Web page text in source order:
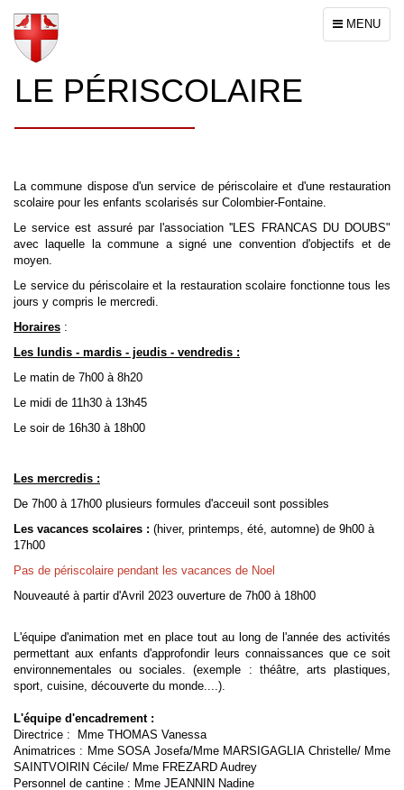
Toggle
navigation
MENU
LE PÉRISCOLAIRE
La commune dispose d'un service de périscolaire et d'une restauration
scolaire pour les enfants scolarisés sur Colombier-Fontaine.
Le service est assuré par l'association ''LES FRANCAS DU DOUBS"
avec laquelle la commune a signé une convention d'objectifs et de
moyen.
Le service du périscolaire et la restauration scolaire fonctionne tous les
jours y compris le mercredi.
Horaires :
Les lundis - mardis - jeudis - vendredis :
Le matin de 7h00 à 8h20
Le midi de 11h30 à 13h45
Le soir de 16h30 à 18h00
Les mercredis :
De 7h00 à 17h00 plusieurs formules d'acceuil sont possibles
Les vacances scolaires : (hiver, printemps, été, automne) de 9h00 à
17h00
Pas de périscolaire pendant les vacances de Noel
Nouveauté à partir d'Avril 2023 ouverture de 7h00 à 18h00
L'équipe d'animation met en place tout au long de l'année des activités
permettant aux enfants d'approfondir leurs connaissances que ce soit
environnementales ou sociales. (exemple : théâtre, arts plastiques,
sport, cuisine, découverte du monde....).
L'équipe d'encadrement :
Directrice : Mme THOMAS Vanessa
Animatrices : Mme SOSA Josefa/Mme MARSIGAGLIA Christelle/ Mme
SAINTVOIRIN Cécile/ Mme FREZARD Audrey
Personnel de cantine : Mme JEANNIN Nadine